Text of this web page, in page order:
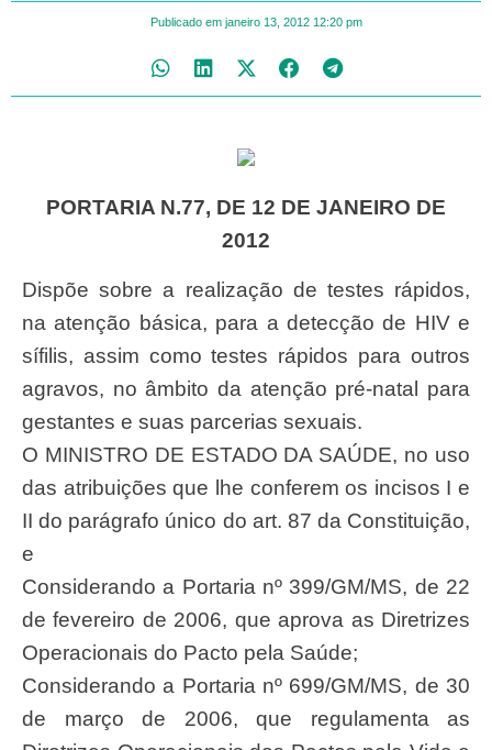
Publicado em janeiro 13, 2012 12:20 pm
PORTARIA N.77, DE 12 DE JANEIRO DE
2012
Dispõe sobre a realização de testes rápidos,
na atenção básica, para a detecção de HIV e
sífilis, assim como testes rápidos para outros
agravos, no âmbito da atenção pré-natal para
gestantes e suas parcerias sexuais.
O MINISTRO DE ESTADO DA SAÚDE, no uso
das atribuições que lhe conferem os incisos I e
II do parágrafo único do art. 87 da Constituição,
e
Considerando a Portaria nº 399/GM/MS, de 22
de fevereiro de 2006, que aprova as Diretrizes
Operacionais do Pacto pela Saúde;
Considerando a Portaria nº 699/GM/MS, de 30
de março de 2006, que regulamenta as